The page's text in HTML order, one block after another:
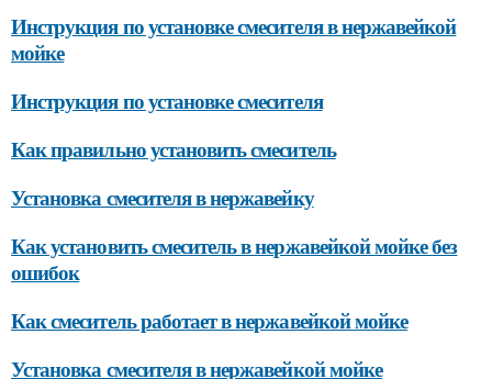
Инструкция по установке смесителя в нержавейкой
мойке
Инструкция по установке смесителя
Как правильно установить смеситель
Установка смесителя в нержавейку
Как установить смеситель в нержавейкой мойке без
ошибок
Как смеситель работает в нержавейкой мойке
Установка смесителя в нержавейкой мойке